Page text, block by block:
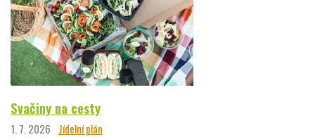
Svačiny na cesty
1. 7. 2026 Jídelní plán